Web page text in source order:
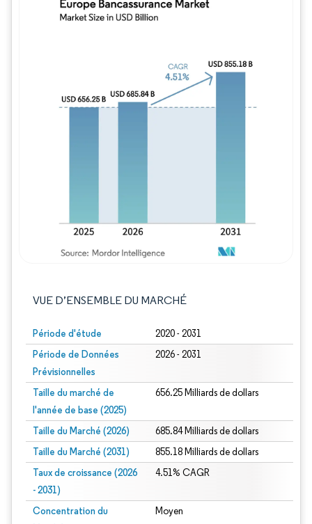
VUE D’ENSEMBLE DU MARCHÉ
Période d'étude 2020 - 2031
Période de Données
Prévisionnelles
2026 - 2031
Taille du marché de
l'année de base (2025)
656.25 Milliards de dollars
Taille du Marché (2026) 685.84 Milliards de dollars
Taille du Marché (2031) 855.18 Milliards de dollars
Taux de croissance (2026
- 2031)
4.51% CAGR
Concentration du
Moyen